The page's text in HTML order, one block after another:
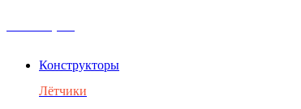
Конструкторы
Лётчики